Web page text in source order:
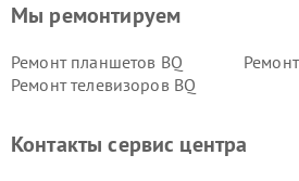
Мы ремонтируем
Ремонт планшетов BQ
Ремонт телевизоров BQ
Контакты сервис центра